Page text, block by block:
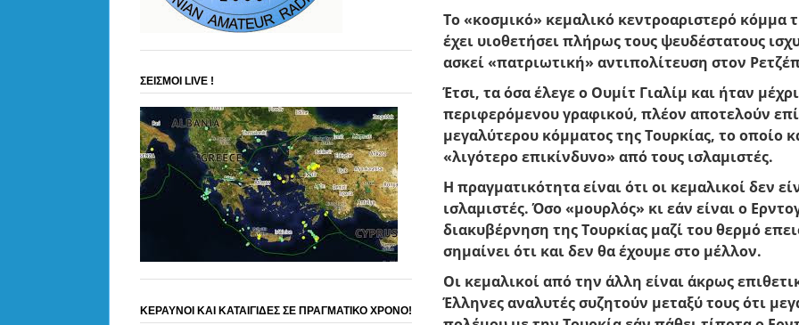
Το «κοσμικό» κεμαλικό κεντροαριστερό κόμμα
έχει υιοθετήσει πλήρως τους ψευδέστατους
ασκεί «πατριωτική» αντιπολίτευση στον
Έτσι, τα όσα έλεγε ο Ουμίτ Γιαλίμ και ήταν
περιφερόμενου γραφικού, πλέον αποτελούν
μεγαλύτερου κόμματος της Τουρκίας, το οποίο
«λιγότερο επικίνδυνο» από τους ισλαμιστές.
Η πραγματικότητα είναι ότι οι κεμαλικοί δεν
ισλαμιστές. Όσο «μουρλός» κι εάν είναι ο
διακυβέρνηση της Τουρκίας μαζί του θερμό
σημαίνει ότι και δεν θα έχουμε στο μέλλον.
Οι κεμαλικοί από την άλλη είναι άκρως
Έλληνες αναλυτές συζητούν μεταξύ τους ότι
ΣΕΙΣΜΟΙ LIVE !
ΚΕΡΑΥΝΟΙ ΚΑΙ ΚΑΤΑΙΓΙΔΕΣ ΣΕ ΠΡΑΓΜΑΤΙΚΟ ΧΡΟΝΟ!